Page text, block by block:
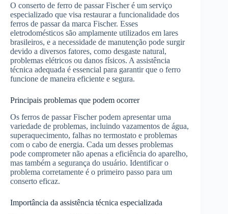
O conserto de ferro de passar Fischer é um serviço
especializado que visa restaurar a funcionalidade dos
ferros de passar da marca Fischer. Esses
eletrodomésticos são amplamente utilizados em lares
brasileiros, e a necessidade de manutenção pode surgir
devido a diversos fatores, como desgaste natural,
problemas elétricos ou danos físicos. A assistência
técnica adequada é essencial para garantir que o ferro
funcione de maneira eficiente e segura.
Principais problemas que podem ocorrer
Os ferros de passar Fischer podem apresentar uma
variedade de problemas, incluindo vazamentos de água,
superaquecimento, falhas no termostato e problemas
com o cabo de energia. Cada um desses problemas
pode comprometer não apenas a eficiência do aparelho,
mas também a segurança do usuário. Identificar o
problema corretamente é o primeiro passo para um
conserto eficaz.
Importância da assistência técnica especializada